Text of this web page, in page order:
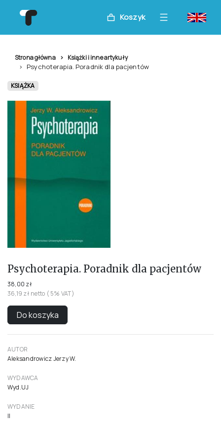
Koszyk
Strona główna Książki i inne artykuły
Psychoterapia. Poradnik dla pacjentów
KSIĄŻKA
Psychoterapia. Poradnik dla pacjentów
38,00 zł
36,19 zł netto ( 5% VAT)
Do koszyka
AUTOR
Aleksandrowicz Jerzy W.
WYDAWCA
Wyd.UJ
WYDANIE
II